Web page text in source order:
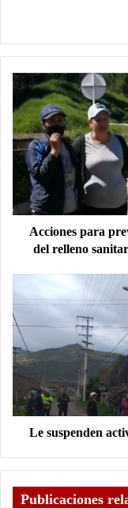
Acciones para
del relleno
Le suspenden
Publicaciones